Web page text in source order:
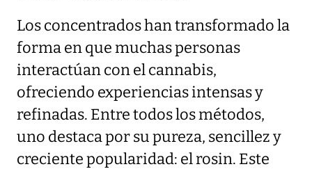
Los concentrados han transformado la
forma en que muchas personas
interactúan con el cannabis,
ofreciendo experiencias intensas y
refinadas. Entre todos los métodos,
uno destaca por su pureza, sencillez y
creciente popularidad: el rosin. Este